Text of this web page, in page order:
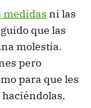
medidas ni las
que las
molestia.
pero
para que les